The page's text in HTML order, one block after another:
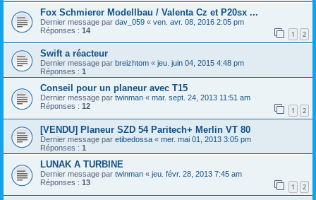
Fox Schmierer Modellbau / Valenta Cz et P20sx ...
Dernier message par dav_059 « ven. avr. 08, 2016 2:05 pm
Réponses : 14 1 2
Swift a réacteur
Dernier message par breizhtom « jeu. juin 04, 2015 4:48 pm
Réponses : 1
Conseil pour un planeur avec T15
Dernier message par twinman « mar. sept. 24, 2013 11:51 am
Réponses : 12 1 2
[VENDU] Planeur SZD 54 Paritech+ Merlin VT 80
Dernier message par etibedossa « mer. mai 01, 2013 3:05 pm
Réponses : 1
LUNAK A TURBINE
Dernier message par twinman « jeu. févr. 28, 2013 7:45 am
Réponses : 13 1 2